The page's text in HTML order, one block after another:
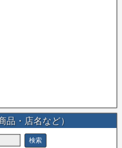
品・店名など）